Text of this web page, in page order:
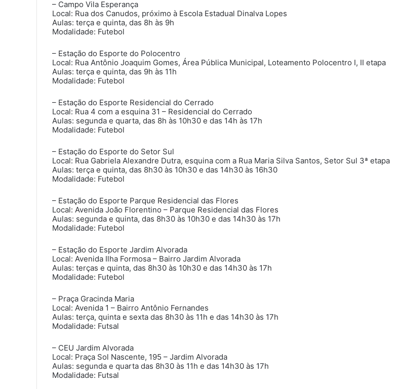
– Campo Vila Esperança
Local: Rua dos Canudos, próximo à Escola Estadual Dinalva Lopes
Aulas: terça e quinta, das 8h às 9h
Modalidade: Futebol
– Estação do Esporte do Polocentro
Local: Rua Antônio Joaquim Gomes, Área Pública Municipal, Loteamento Polocentro I, II etapa
Aulas: terça e quinta, das 9h às 11h
Modalidade: Futebol
– Estação do Esporte Residencial do Cerrado
Local: Rua 4 com a esquina 31 – Residencial do Cerrado
Aulas: segunda e quarta, das 8h às 10h30 e das 14h às 17h
Modalidade: Futebol
– Estação do Esporte do Setor Sul
Local: Rua Gabriela Alexandre Dutra, esquina com a Rua Maria Silva Santos, Setor Sul 3ª etapa
Aulas: terça e quinta, das 8h30 às 10h30 e das 14h30 às 16h30
Modalidade: Futebol
– Estação do Esporte Parque Residencial das Flores
Local: Avenida João Florentino – Parque Residencial das Flores
Aulas: segunda e quinta, das 8h30 às 10h30 e das 14h30 às 17h
Modalidade: Futebol
– Estação do Esporte Jardim Alvorada
Local: Avenida Ilha Formosa – Bairro Jardim Alvorada
Aulas: terças e quinta, das 8h30 às 10h30 e das 14h30 às 17h
Modalidade: Futebol
– Praça Gracinda Maria
Local: Avenida 1 – Bairro Antônio Fernandes
Aulas: terça, quinta e sexta das 8h30 às 11h e das 14h30 às 17h
Modalidade: Futsal
– CEU Jardim Alvorada
Local: Praça Sol Nascente, 195 – Jardim Alvorada
Aulas: segunda e quarta das 8h30 às 11h e das 14h30 às 17h
Modalidade: Futsal